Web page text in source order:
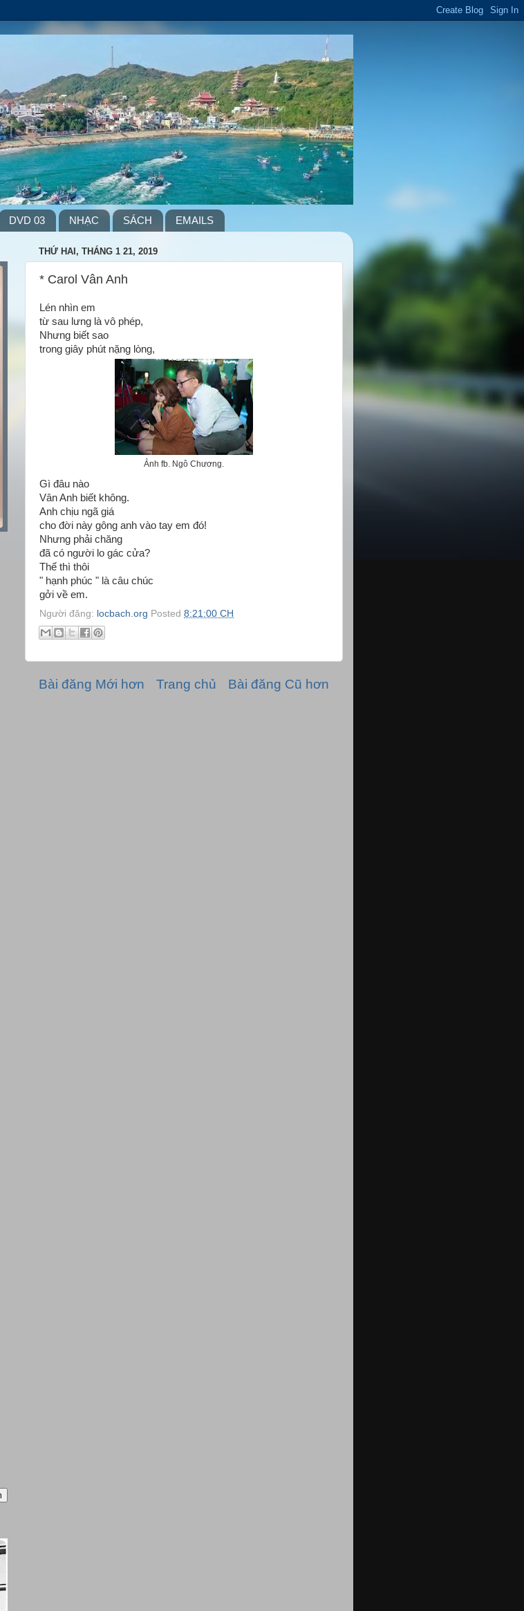
DVD 03 NHẠC SÁCH EMAILS
THỨ HAI, THÁNG 1 21, 2019
* Carol Vân Anh
Lén nhìn em
từ sau lưng là vô phép,
Nhưng biết sao
trong giây phút nặng lòng,
Ảnh fb. Ngô Chương.
Gì đâu nào
Vân Anh biết không.
Anh chịu ngã giá
cho đời này gông anh vào tay em đó!
Nhưng phải chăng
đã có người lo gác cửa?
Thế thì thôi
" hạnh phúc " là câu chúc
gởi về em.
Người đăng: locbach.org Posted 8:21:00 CH
Bài đăng Mới hơn Bài đăng Cũ hơn
Trang chủ